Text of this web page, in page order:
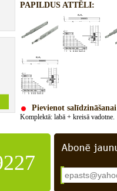
PAPILDUS ATTĒLI:
Pievienot salīdzināšanai
Komplektā: labā+ kreisā vadotne.